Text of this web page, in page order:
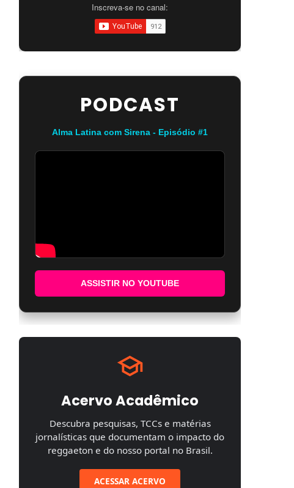
Inscreva-se no canal:
PODCAST
Alma Latina com Sirena - Episódio #1
ASSISTIR NO YOUTUBE
Acervo Acadêmico
Descubra pesquisas, TCCs e matérias
jornalísticas que documentam o impacto do
reggaeton e do nosso portal no Brasil.
ACESSAR ACERVO